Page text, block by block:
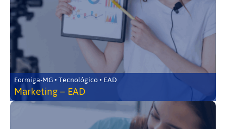
Formiga-MG • Tecnológico • EAD
Marketing – EAD